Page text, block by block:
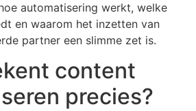
automatisering werkt, welke
en waarom het inzetten van
partner een slimme zet is.
content
precies?